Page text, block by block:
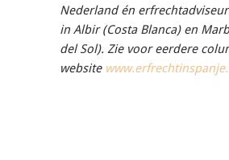
Nederland én
in Albir (Costa Blanca) en
del Sol). Zie voor eerdere
website